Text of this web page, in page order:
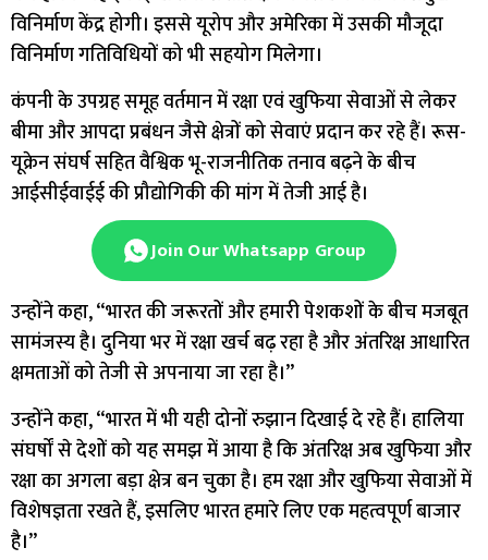
विनिर्माण केंद्र होगी। इससे यूरोप और अमेरिका में उसकी मौजूदा
विनिर्माण गतिविधियों को भी सहयोग मिलेगा।
कंपनी के उपग्रह समूह वर्तमान में रक्षा एवं खुफिया सेवाओं से लेकर
बीमा और आपदा प्रबंधन जैसे क्षेत्रों को सेवाएं प्रदान कर रहे हैं। रूस-
यूक्रेन संघर्ष सहित वैश्विक भू-राजनीतिक तनाव बढ़ने के बीच
आईसीईवाईई की प्रौद्योगिकी की मांग में तेजी आई है।
Join Our Whatsapp Group
उन्होंने कहा, “भारत की जरूरतों और हमारी पेशकशों के बीच मजबूत
सामंजस्य है। दुनिया भर में रक्षा खर्च बढ़ रहा है और अंतरिक्ष आधारित
क्षमताओं को तेजी से अपनाया जा रहा है।”
उन्होंने कहा, “भारत में भी यही दोनों रुझान दिखाई दे रहे हैं। हालिया
संघर्षों से देशों को यह समझ में आया है कि अंतरिक्ष अब खुफिया और
रक्षा का अगला बड़ा क्षेत्र बन चुका है। हम रक्षा और खुफिया सेवाओं में
विशेषज्ञता रखते हैं, इसलिए भारत हमारे लिए एक महत्वपूर्ण बाजार
है।”